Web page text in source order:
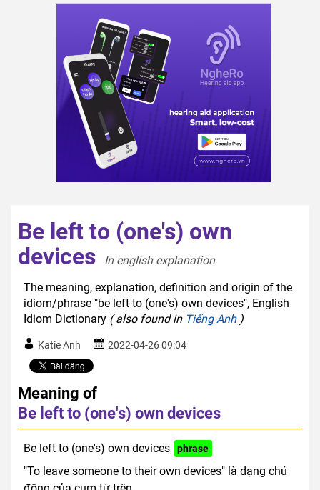
Be left to (one's) own
devices
In english explanation
The meaning, explanation, definition and origin of the
idiom/phrase "be left to (one's) own devices", English
Idiom Dictionary ( also found in Tiếng Anh)
Katie Anh 2022-04-26 09:04
Meaning of
Be left to (one's) own devices
Be left to (one's) own devices phrase
"To leave someone to their own devices" là dạng chủ